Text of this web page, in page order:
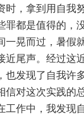
，拿到用自我努
罪都是值得的，
一晃而过，暑假
近尾声。经过这
也发现了自我许
信对这次实践的
工作中，我发现